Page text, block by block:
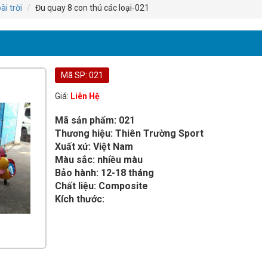
trời Đu quay 8 con thú các loại-021
Mã SP: 021
Giá: Liên Hệ
Mã sản phẩm: 021
Thương hiệu: Thiên Trường Sport
Xuất xứ: Việt Nam
Màu sắc: nhiều màu
Bảo hành: 12-18 tháng
Chất liệu: Composite
Kích thước: